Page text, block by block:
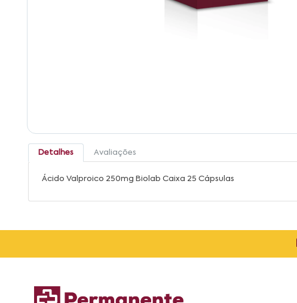
Detalhes Avaliações
Ácido Valproico 250mg Biolab Caixa 25 Cápsulas